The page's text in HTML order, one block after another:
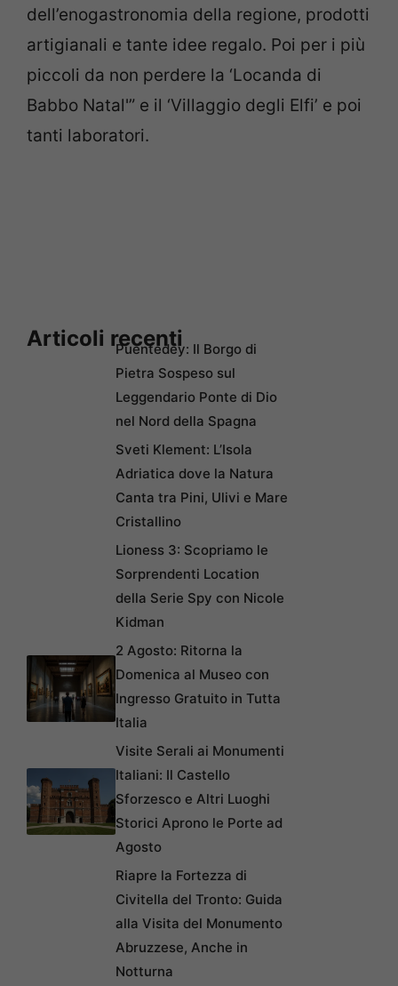
dell’enogastronomia della regione, prodotti
artigianali e tante idee regalo. Poi per i più
piccoli da non perdere la ‘Locanda di
Babbo Natal'” e il ‘Villaggio degli Elfi’ e poi
tanti laboratori.
Articoli recentiPuentedey: Il Borgo di
Pietra Sospeso sul
Leggendario Ponte di Dio
nel Nord della Spagna
Sveti Klement: L’Isola
Adriatica dove la Natura
Canta tra Pini, Ulivi e Mare
Cristallino
Lioness 3: Scopriamo le
Sorprendenti Location
della Serie Spy con Nicole
Kidman
2 Agosto: Ritorna la
Domenica al Museo con
Ingresso Gratuito in Tutta
Italia
Visite Serali ai Monumenti
Italiani: Il Castello
Sforzesco e Altri Luoghi
Storici Aprono le Porte ad
Agosto
Riapre la Fortezza di
Civitella del Tronto: Guida
alla Visita del Monumento
Abruzzese, Anche in
Notturna